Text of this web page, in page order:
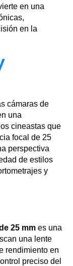
en una
en la
cámaras de
una
cineastas que
focal de 25
perspectiva
de estilos
y
25 mm es una
una lente
rendimiento en
preciso del